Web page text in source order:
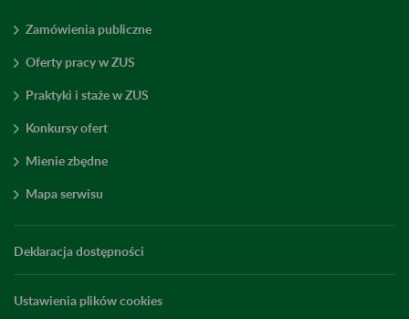
Zamówienia publiczne
Oferty pracy w ZUS
Praktyki i staże w ZUS
Konkursy ofert
Mienie zbędne
Mapa serwisu
Deklaracja dostępności
Ustawienia plików cookies